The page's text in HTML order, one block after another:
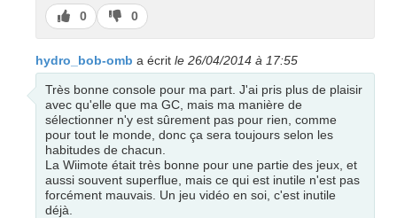
J’aime
0
J’aime
pas
0
hydro_bob-omb a écrit le 26/04/2014 à 17:55
Très bonne console pour ma part. J'ai pris plus de plaisir
avec qu'elle que ma GC, mais ma manière de
sélectionner n'y est sûrement pas pour rien, comme
pour tout le monde, donc ça sera toujours selon les
habitudes de chacun.
La Wiimote était très bonne pour une partie des jeux, et
aussi souvent superflue, mais ce qui est inutile n'est pas
forcément mauvais. Un jeu vidéo en soi, c'est inutile
déjà.